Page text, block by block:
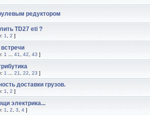
редуктором
TD27 eti ?
1 2 ]
1 41 42 43 ]
1 21 22 23 ]
доставки грузов.
1 2 ]
электрика...
1 2 3 4 ]